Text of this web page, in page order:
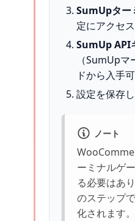
SumUpター
定にアクセ
SumUp API
（SumUp
ドから入手可
設定を保存
ノート
ーミナルゲ
る必要はあ
のステップ
化されます。